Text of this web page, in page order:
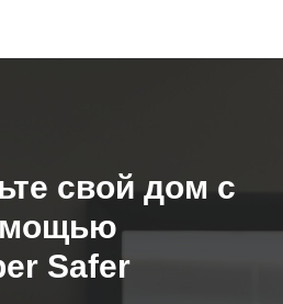
свой дом с
Safer